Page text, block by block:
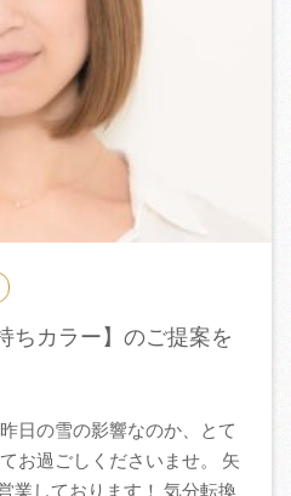
ちカラー】のご提案を
日の雪の影響なのか、とて
お過ごしくださいませ。 矢